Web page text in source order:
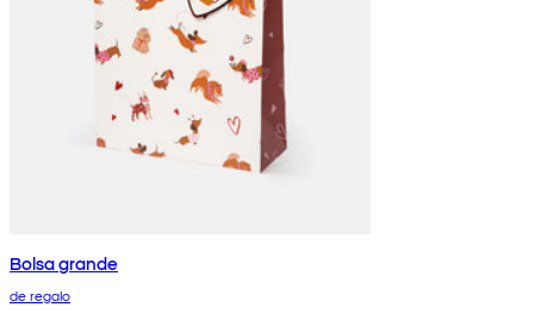
Bolsa grande
de regalo